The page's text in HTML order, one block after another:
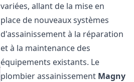
variées, allant de la mise en
place de nouveaux systèmes
d'assainissement à la réparation
et à la maintenance des
équipements existants. Le
plombier assainissement Magny